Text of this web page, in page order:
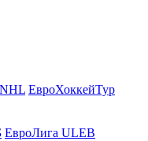
NHL ЕвроХоккейТур
EвроЛига ULEB